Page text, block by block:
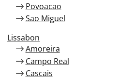
Povoacao
Sao Miguel
Lissabon
Amoreira
Campo Real
Cascais